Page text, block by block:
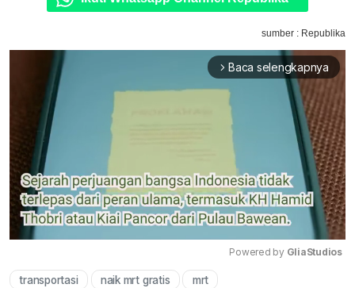
sumber : Republika
arrow_forward_ios Baca selengkapnya
Powered by GliaStudios
transportasi naik mrt gratis mrt